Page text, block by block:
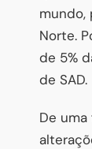
mundo,
Norte.
de 5%
de SAD.
De